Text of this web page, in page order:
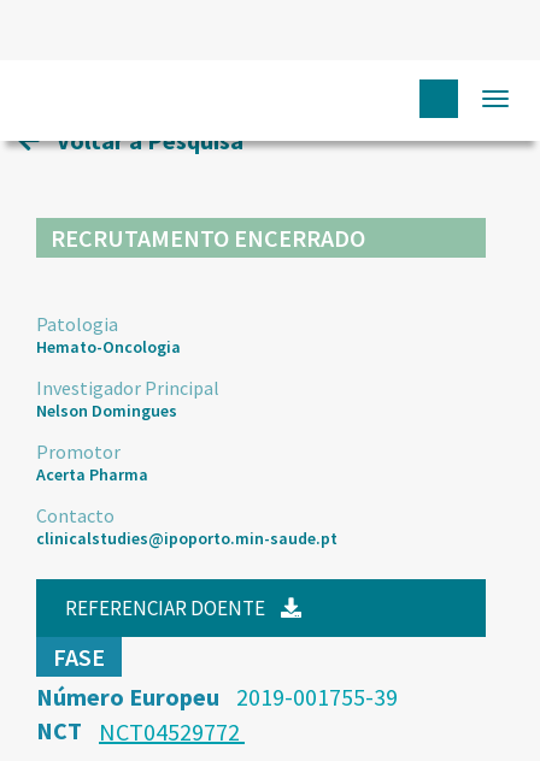
Voltar à Pesquisa
RECRUTAMENTO ENCERRADO
Patologia
Hemato-Oncologia
Investigador Principal
Nelson Domingues
Promotor
Acerta Pharma
Contacto
clinicalstudies@ipoporto.min-saude.pt
REFERENCIAR DOENTE
FASE
Número Europeu
2019-001755-39
NCT
NCT04529772